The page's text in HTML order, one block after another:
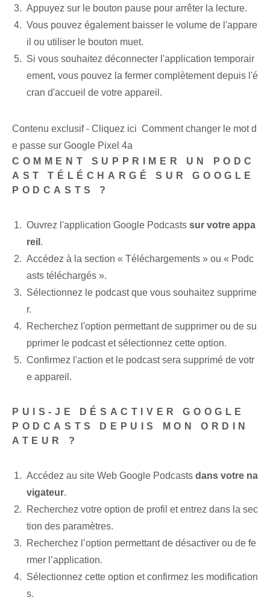
Appuyez sur le bouton pause pour arrêter la lecture.
Vous pouvez également baisser le volume de l'appare
il ou utiliser le bouton muet.
Si vous souhaitez ⁤déconnecter⁣ l'application ⁤temporair
ement, vous pouvez la fermer complètement ⁢depuis l'é
cran d'accueil de votre appareil⁢.
Contenu exclusif - Cliquez ici Comment changer le mot d
e passe sur Google Pixel 4a
COMMENT SUPPRIMER UN PODC
AST TÉLÉCHARGÉ SUR GOOGLE
PODCASTS ?
Ouvrez l'application‌ Google Podcasts⁤ sur votre appa
reil .
Accédez à la section « Téléchargements » ou « Podc
asts téléchargés ».
Sélectionnez ​le ⁤podcast que vous souhaitez⁤ supprime
r.
Recherchez l'option permettant de supprimer ou de su
pprimer le podcast et sélectionnez cette option.
Confirmez l'action et le podcast sera supprimé de votr
e appareil.
PUIS-JE DÉSACTIVER GOOGLE
PODCASTS‍ DEPUIS MON ORDIN
ATEUR ?
Accédez au site Web Google Podcasts dans votre na
vigateur.
Recherchez votre option de profil et entrez dans la sec
tion des paramètres.
Recherchez l’option permettant de désactiver ou de fe
rmer l’application.
Sélectionnez cette⁢ option et confirmez les modification
s.